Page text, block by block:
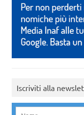
Iscriviti alla